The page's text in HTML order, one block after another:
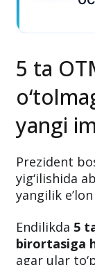
5 ta
yangi
yig‘ilishida
yangilik